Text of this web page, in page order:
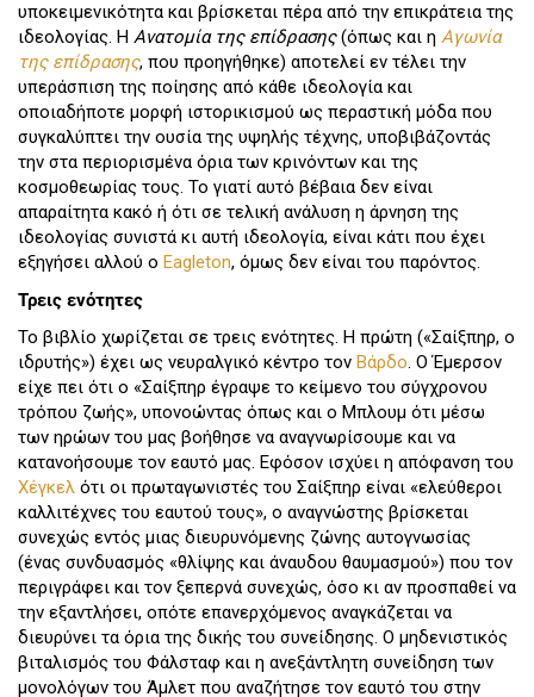
υποκειμενικότητα και βρίσκεται πέρα από την επικράτεια της
ιδεολογίας. Η Ανατομία της επίδρασης(όπως και η Αγωνία
της επίδρασης, που προηγήθηκε) αποτελεί εν τέλει την
υπεράσπιση της ποίησης από κάθε ιδεολογία και
οποιαδήποτε μορφή ιστορικισμού ως περαστική μόδα που
συγκαλύπτει την ουσία της υψηλής τέχνης, υποβιβάζοντάς
την στα περιορισμένα όρια των κρινόντων και της
κοσμοθεωρίας τους. Το γιατί αυτό βέβαια δεν είναι
απαραίτητα κακό ή ότι σε τελική ανάλυση η άρνηση της
ιδεολογίας συνιστά κι αυτή ιδεολογία, είναι κάτι που έχει
εξηγήσει αλλού ο Eagleton, όμως δεν είναι του παρόντος.
Τρεις ενότητες
Το βιβλίο χωρίζεται σε τρεις ενότητες. Η πρώτη («Σαίξπηρ, ο
ιδρυτής») έχει ως νευραλγικό κέντρο τον Βάρδο. Ο Έμερσον
είχε πει ότι ο «Σαίξπηρ έγραψε το κείμενο του σύγχρονου
τρόπου ζωής», υπονοώντας όπως και ο Μπλουμ ότι μέσω
των ηρώων του μας βοήθησε να αναγνωρίσουμε και να
κατανοήσουμε τον εαυτό μας. Εφόσον ισχύει η απόφανση του
Χέγκελ ότι οι πρωταγωνιστές του Σαίξπηρ είναι «ελεύθεροι
καλλιτέχνες του εαυτού τους», ο αναγνώστης βρίσκεται
συνεχώς εντός μιας διευρυνόμενης ζώνης αυτογνωσίας
(ένας συνδυασμός «θλίψης και άναυδου θαυμασμού») που τον
περιγράφει και τον ξεπερνά συνεχώς, όσο κι αν προσπαθεί να
την εξαντλήσει, οπότε επανερχόμενος αναγκάζεται να
διευρύνει τα όρια της δικής του συνείδησης. Ο μηδενιστικός
βιταλισμός του Φάλσταφ και η ανεξάντλητη συνείδηση των
μονολόγων του Άμλετ που αναζήτησε τον εαυτό του στην